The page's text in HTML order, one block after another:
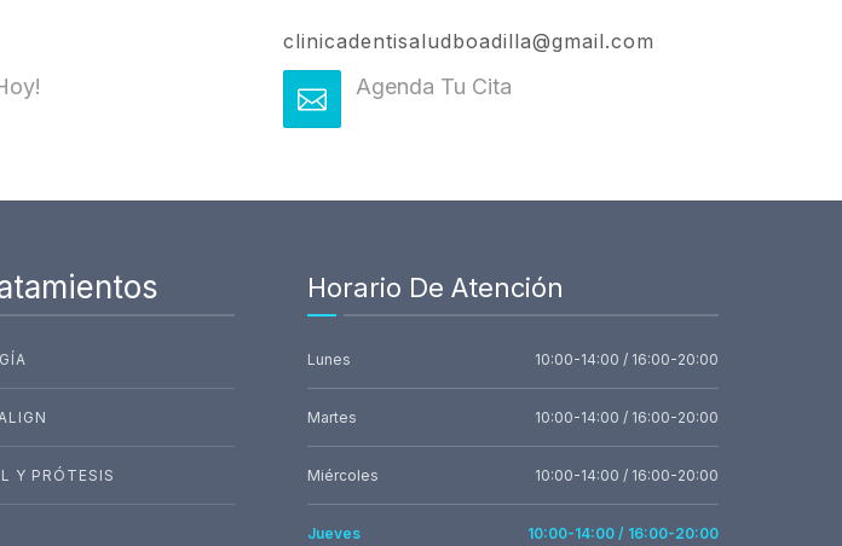
clinicadentisaludboadilla@gmail.com
Agenda Tu Cita
Y PRÓTESIS
Horario De Atención
Lunes 10:00-14:00 / 16:00-20:00
Martes 10:00-14:00 / 16:00-20:00
Miércoles 10:00-14:00 / 16:00-20:00
Jueves 10:00-14:00 / 16:00-20:00